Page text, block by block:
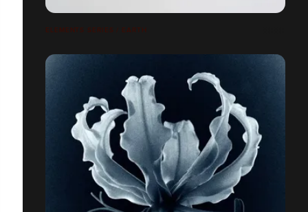
ELEMENTS SERIES / EARTH